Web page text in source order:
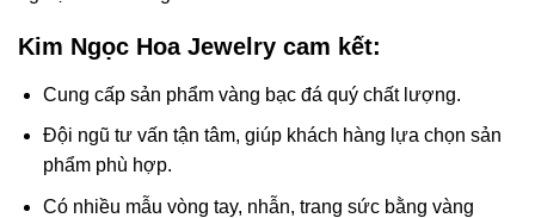
Kim Ngọc Hoa Jewelry cam kết:
Cung cấp sản phẩm vàng bạc đá quý chất lượng.
Đội ngũ tư vấn tận tâm, giúp khách hàng lựa chọn sản
phẩm phù hợp.
Có nhiều mẫu vòng tay, nhẫn, trang sức bằng vàng